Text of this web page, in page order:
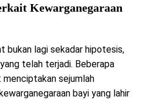
Kewarganegaraan
bukan lagi sekadar hipotesis,
telah terjadi. Beberapa
menciptakan sejumlah
bayi yang lahir